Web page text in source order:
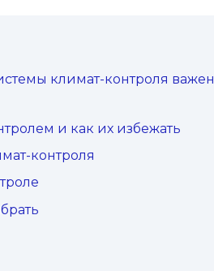
климат-контроля важен
и как их избежать
контроля